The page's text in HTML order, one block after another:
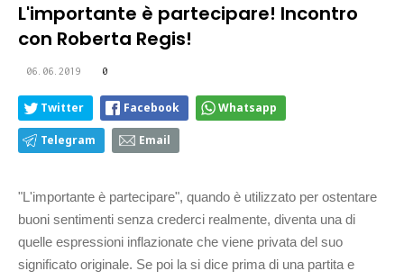
L'importante è partecipare! Incontro
con Roberta Regis!
06.06.2019 0
Twitter Facebook Whatsapp
Telegram Email
"L'importante è partecipare", quando è utilizzato per ostentare
buoni sentimenti senza crederci realmente, diventa una di
quelle espressioni inflazionate che viene privata del suo
significato originale. Se poi la si dice prima di una partita e